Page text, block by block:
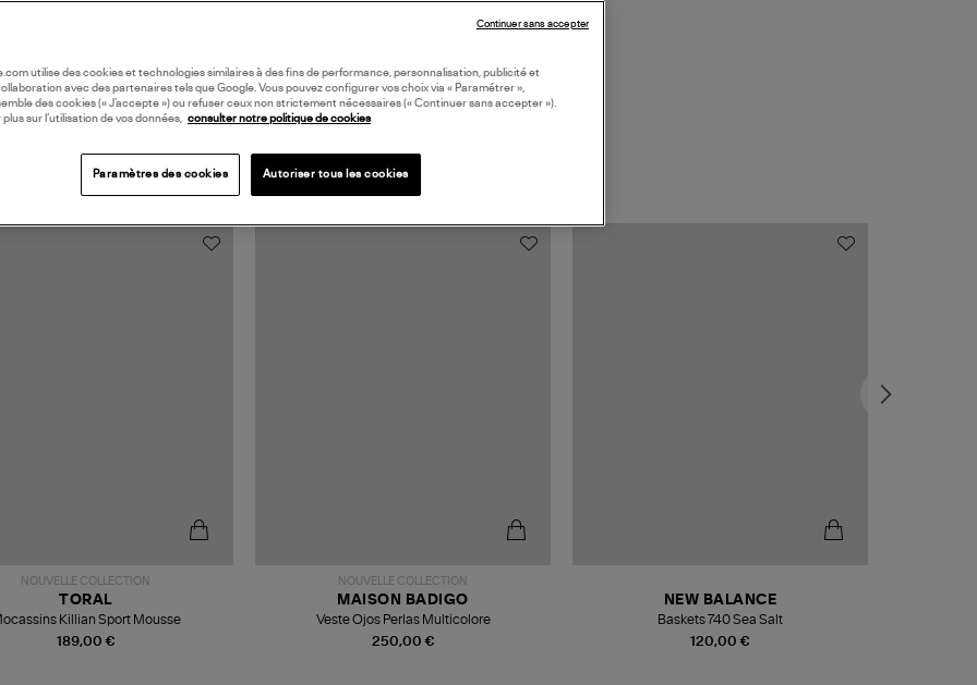
VUS
NOUVELLE COLLECTION
189,00 €
TORAL
Killian Sport Mousse
NOUVELLE COLLECTION
250,00 €
MAISON BADIGO
Veste Ojos Perlas Multicolore
120,00 €
NEW BALANCE
Baskets 740 Sea Salt
utilise des cookies et technologies similaires à des fins de performance, personnalisation, publicité et
avec des partenaires tels que Google. Vous pouvez configurer vos choix via « Paramétrer »,
des cookies (« J’accepte ») ou refuser ceux non strictement nécessaires (« Continuer sans accepter »).
sur l’utilisation de vos données,
consulter notre politique de cookies
Paramètres des cookies Autoriser tous les cookies
Continuer sans accepter